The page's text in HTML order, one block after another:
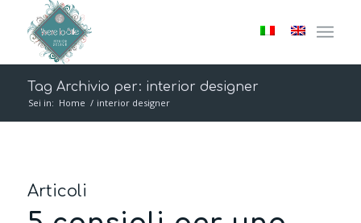
Tag Archivio per: interior designer
Sei in: Home / interior designer
Articoli